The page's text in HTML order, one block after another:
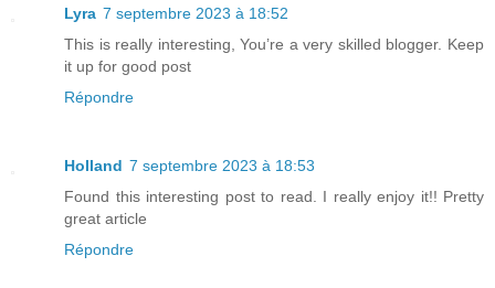
Lyra 7 septembre 2023 à 18:52
This is really interesting, You’re a very skilled blogger. Keep
it up for good post
Répondre
Holland 7 septembre 2023 à 18:53
Found this interesting post to read. I really enjoy it!! Pretty
great article
Répondre